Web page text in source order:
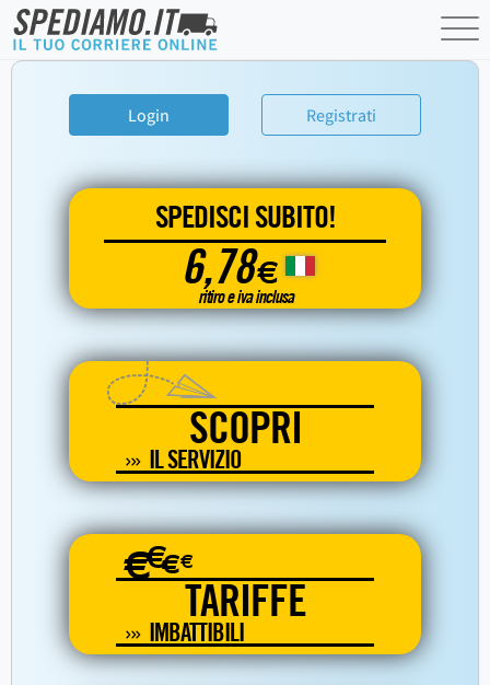
Login Registrati
SPEDISCI SUBITO!
6,78€
ritiro e iva inclusa
SCOPRI
IL SERVIZIO
€€€€
TARIFFE
IMBATTIBILI